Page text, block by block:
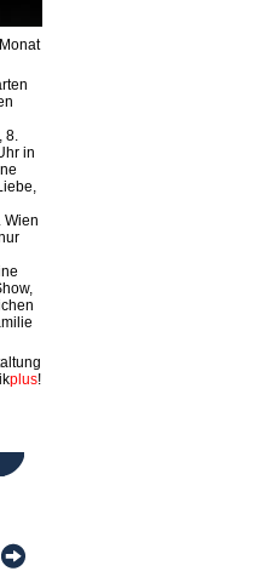
8.
in
Wien
plus!